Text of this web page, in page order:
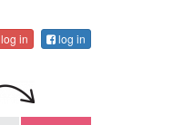
log in log in